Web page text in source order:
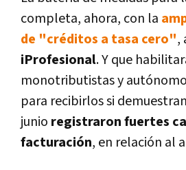
completa, ahora, con la
de "créditos a tasa cero",
iProfesional. Y que
monotributistas y
para recibirlos si
junio registraron fuertes
facturación, en relación al